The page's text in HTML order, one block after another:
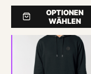
OPTIONEN
WÄHLEN